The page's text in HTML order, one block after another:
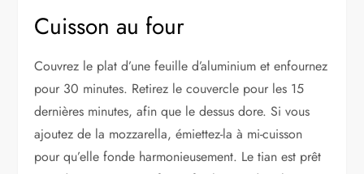
Cuisson au four
Couvrez le plat d’une feuille d’aluminium et enfournez
pour 30 minutes. Retirez le couvercle pour les 15
dernières minutes, afin que le dessus dore. Si vous
ajoutez de la mozzarella, émiettez-la à mi-cuisson
pour qu’elle fonde harmonieusement. Le tian est prêt